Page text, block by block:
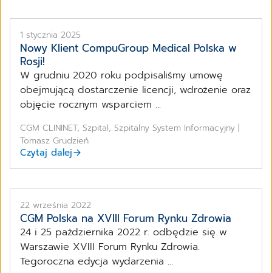
1 stycznia 2025
Nowy Klient CompuGroup Medical Polska w
Rosji!
W grudniu 2020 roku podpisaliśmy umowę
obejmującą dostarczenie licencji, wdrożenie oraz
objęcie rocznym wsparciem ...
CGM CLININET, Szpital, Szpitalny System Informacyjny |
Tomasz Grudzień
Czytaj dalej
22 września 2022
CGM Polska na XVIII Forum Rynku Zdrowia
24 i 25 października 2022 r. odbędzie się w
Warszawie XVIII Forum Rynku Zdrowia.
Tegoroczna edycja wydarzenia ...